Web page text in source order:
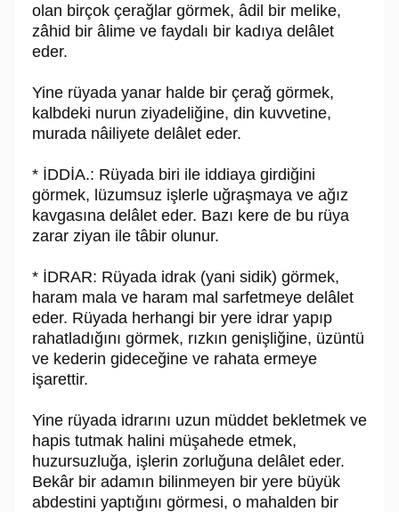
olan birçok çerağlar görmek, âdil bir melike,
zâhid bir âlime ve faydalı bir kadıya delâlet
eder.
Yine rüyada yanar halde bir çerağ görmek,
kalbdeki nurun ziyadeliğine, din kuvvetine,
murada nâiliyete delâlet eder.
* İDDİA.: Rüyada biri ile iddiaya girdiğini
görmek, lüzumsuz işlerle uğraşmaya ve ağız
kavgasına delâlet eder. Bazı kere de bu rüya
zarar ziyan ile tâbir olunur.
* İDRAR: Rüyada idrak (yani sidik) görmek,
haram mala ve haram mal sarfetmeye delâlet
eder. Rüyada herhangi bir yere idrar yapıp
rahatladığını görmek, rızkın genişliğine, üzüntü
ve kederin gideceğine ve rahata ermeye
işarettir.
Yine rüyada idrarını uzun müddet bekletmek ve
hapis tutmak halini müşahede etmek,
huzursuzluğa, işlerin zorluğuna delâlet eder.
Bekâr bir adamın bilinmeyen bir yere büyük
abdestini yaptığını görmesi, o mahalden bir